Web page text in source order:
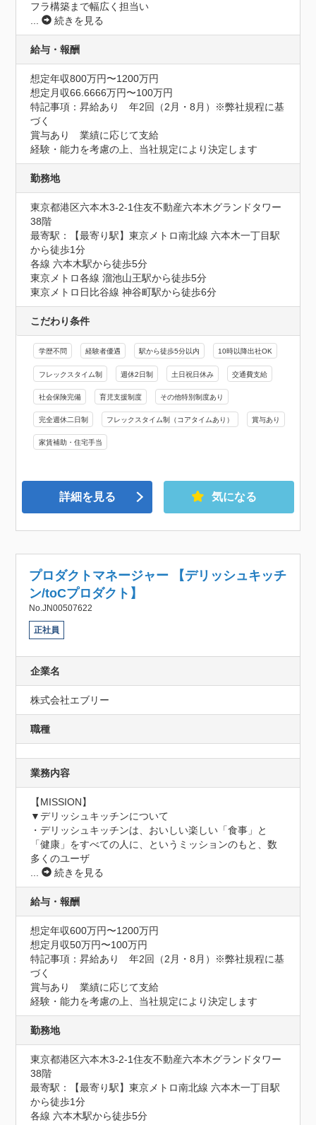
フラ構築まで幅広く担当い
...
続きを見る
給与・報酬
想定年収800万円〜1200万円
想定月収66.6666万円〜100万円
特記事項：昇給あり　年2回（2月・8月）※弊社規程に基
づく
賞与あり　業績に応じて支給
経験・能力を考慮の上、当社規定により決定します
勤務地
東京都港区六本木3-2-1住友不動産六本木グランドタワー
38階
最寄駅：【最寄り駅】東京メトロ南北線 六本木一丁目駅
から徒歩1分
各線 六本木駅から徒歩5分
東京メトロ各線 溜池山王駅から徒歩5分
東京メトロ日比谷線 神谷町駅から徒歩6分
こだわり条件
学歴不問 経験者優遇 駅から徒歩5分以内 10時以降出社OK
フレックスタイム制 週休2日制 土日祝日休み 交通費支給
社会保険完備 育児支援制度 その他特別制度あり
完全週休二日制 フレックスタイム制（コアタイムあり） 賞与あり
家賃補助・住宅手当
詳細を見る 気になる
プロダクトマネージャー 【デリッシュキッチ
ン/toCプロダクト】
No.JN00507622
正社員
企業名
株式会社エブリー
職種
業務内容
【MISSION】
▼デリッシュキッチンについて
・デリッシュキッチンは、おいしい楽しい「食事」と
「健康」をすべての人に、というミッションのもと、数
多くのユーザ
...
続きを見る
給与・報酬
想定年収600万円〜1200万円
想定月収50万円〜100万円
特記事項：昇給あり　年2回（2月・8月）※弊社規程に基
づく
賞与あり　業績に応じて支給
経験・能力を考慮の上、当社規定により決定します
勤務地
東京都港区六本木3-2-1住友不動産六本木グランドタワー
38階
最寄駅：【最寄り駅】東京メトロ南北線 六本木一丁目駅
から徒歩1分
各線 六本木駅から徒歩5分